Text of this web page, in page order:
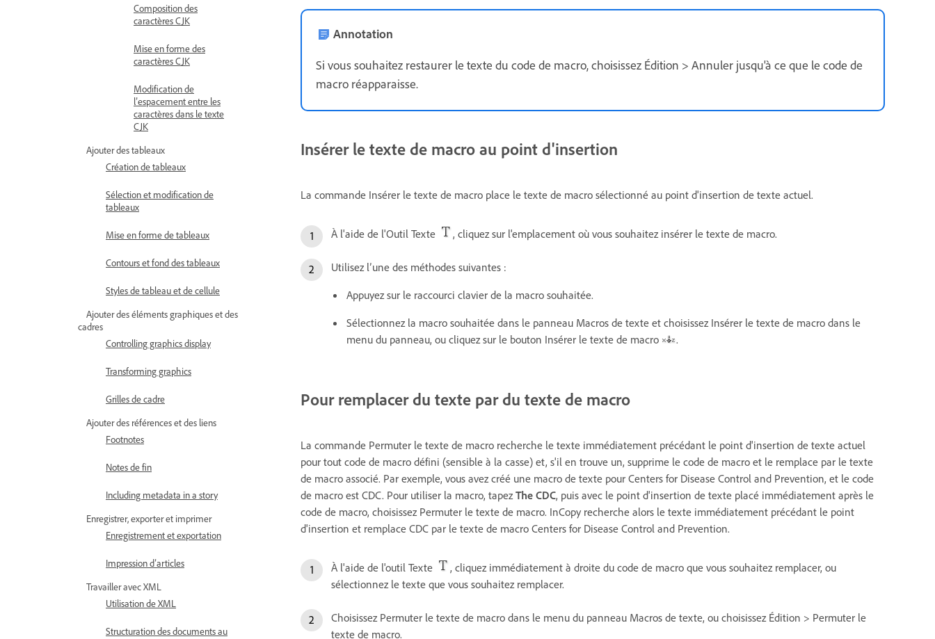
Composition des
caractères CJK
Mise en forme des
caractères CJK
Modification de
l’espacement entre les
caractères dans le texte
CJK
Ajouter des tableaux
Création de tableaux
Sélection et modification de
tableaux
Mise en forme de tableaux
Contours et fond des tableaux
Styles de tableau et de cellule
Ajouter des éléments graphiques et des
cadres
Controlling graphics display
Transforming graphics
Grilles de cadre
Ajouter des références et des liens
Footnotes
Notes de fin
Including metadata in a story
Enregistrer, exporter et imprimer
Enregistrement et exportation
Impression d’articles
Travailler avec XML
Utilisation de XML
Structuration des documents au
Annotation
Si vous souhaitez restaurer le texte du code de macro, choisissez Édition > Annuler jusqu'à ce que le code de
macro réapparaisse.
Insérer le texte de macro au point d'insertion
La commande Insérer le texte de macro place le texte de macro sélectionné au point d'insertion de texte actuel.
À l'aide de l'Outil Texte , cliquez sur l'emplacement où vous souhaitez insérer le texte de macro.
Utilisez l’une des méthodes suivantes :
Appuyez sur le raccourci clavier de la macro souhaitée.
Sélectionnez la macro souhaitée dans le panneau Macros de texte et choisissez Insérer le texte de macro dans le
menu du panneau, ou cliquez sur le bouton Insérer le texte de macro
.
Pour remplacer du texte par du texte de macro
La commande Permuter le texte de macro recherche le texte immédiatement précédant le point d'insertion de texte actuel
pour tout code de macro défini (sensible à la casse) et, s'il en trouve un, supprime le code de macro et le remplace par le texte
de macro associé. Par exemple, vous avez créé une macro de texte pour Centers for Disease Control and Prevention, et le code
de macro est CDC. Pour utiliser la macro, tapezThe CDC, puis avec le point d'insertion de texte placé immédiatement après le
code de macro, choisissez Permuter le texte de macro. InCopy recherche alors le texte immédiatement précédant le point
d'insertion et remplace CDC par le texte de macro Centers for Disease Control and Prevention.
À l'aide de l'outil Texte
, cliquez immédiatement à droite du code de macro que vous souhaitez remplacer, ou
sélectionnez le texte que vous souhaitez remplacer.
Choisissez Permuter le texte de macro dans le menu du panneau Macros de texte, ou choisissez Édition > Permuter le
texte de macro.